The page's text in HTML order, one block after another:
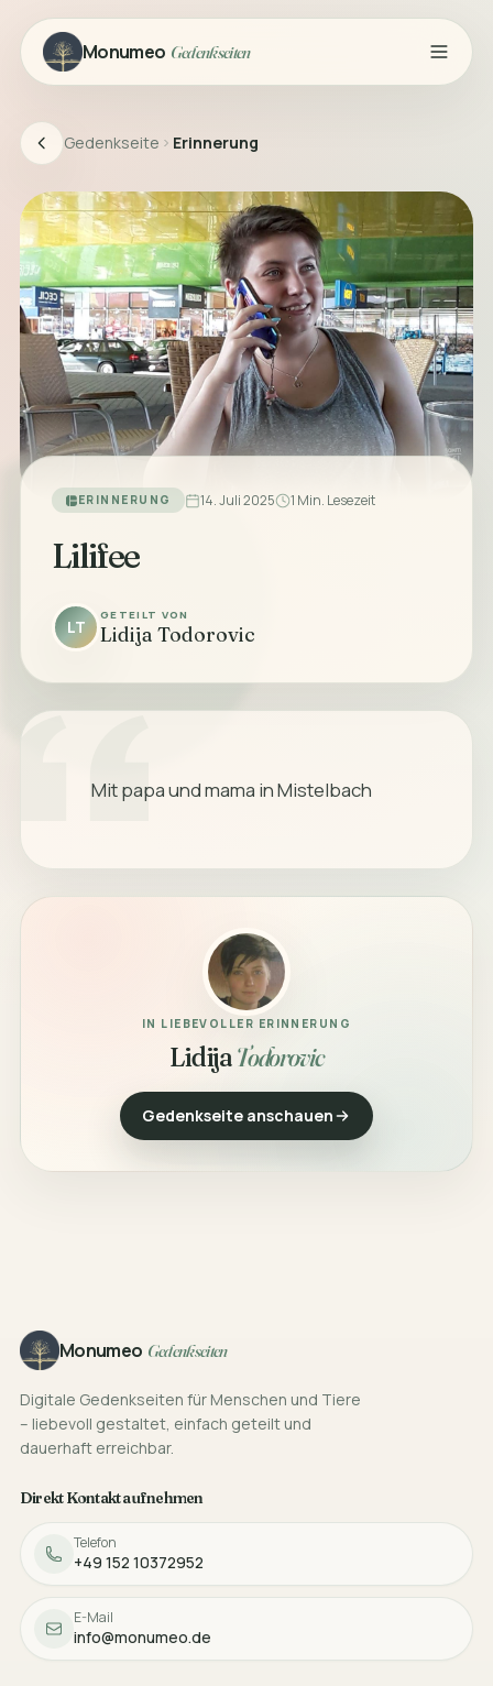
Monumeo Gedenkseiten
Gedenkseite Erinnerung
ERINNERUNG 14. Juli 2025 1 Min. Lesezeit
Lilifee
LT
GETEILT VON
Lidija Todorovic
IN LIEBEVOLLER ERINNERUNG
LidijaTodorovic
Gedenkseite anschauen
FooterMonumeo Gedenkseiten
Digitale Gedenkseiten für Menschen und Tiere
– liebevoll gestaltet, einfach geteilt und
dauerhaft erreichbar.
Direkt Kontakt aufnehmen
Telefon
+49 152 10372952
E-Mail
info@monumeo.de